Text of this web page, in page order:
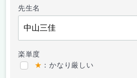
先生名
楽単度
★ ：かなり厳しい